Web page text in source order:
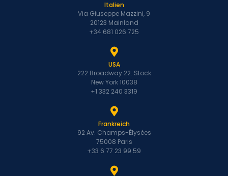
Italien
Via Giuseppe Mazzini, 9
20123 Mainland
+34 681 026 725
USA
222 Broadway 22. Stock
New York 10038
+1 332 240 3319
Frankreich
92 Av. Champs-Élysées
75008 Paris
+33 6 77 23 99 59